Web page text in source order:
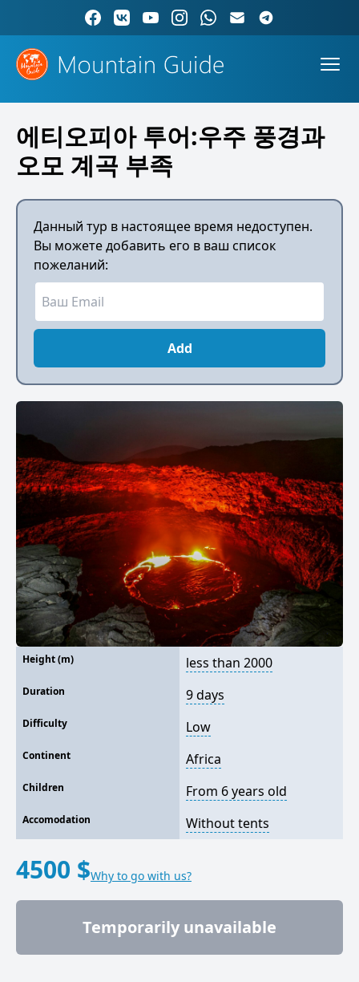
에티오피아 투어:우주 풍경과
오모 계곡 부족
Height (m) less than 2000
Duration 9 days
Difficulty Low
Continent Africa
Children From 6 years old
Accomodation Without tents
4500 $Why to go with us?
Temporarily unavailable
Данный тур в настоящее время недоступен.
Вы можете добавить его в ваш список
пожеланий:
Add